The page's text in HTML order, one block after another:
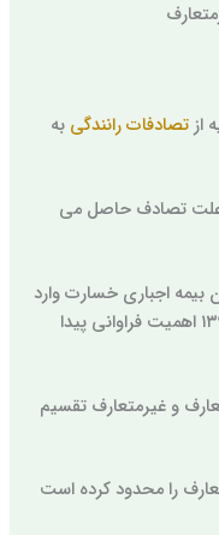
ازتصادفات رانندگی به
علت تصادف حاصل می
اجباری خسارت وارد
شده به شخص ثالث مصوب اردیبهشت ۱۳۹۵ اهمیت فراوانی پیدا
را به ۲ دسته متعارف و غیرمتعارف تقسیم
را محدود کرده است